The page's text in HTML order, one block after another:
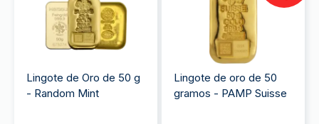
Lingote de Oro de 50 g
- Random Mint
Lingote de oro de 50
gramos - PAMP Suisse